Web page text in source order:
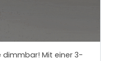
dimmbar! Mit einer 3-